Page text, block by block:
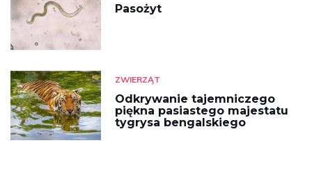
Pasożyt
ZWIERZĄT
Odkrywanie tajemniczego
piękna pasiastego majestatu
tygrysa bengalskiego